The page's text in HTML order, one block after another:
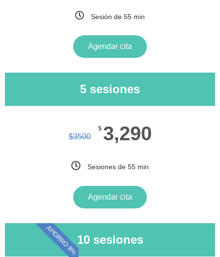
Sesión de 55 min
Agendar cita
5 sesiones
$3500
$ 3,290
Sesiones de 55 min
Agendar cita
AHORRO 8%10 sesiones